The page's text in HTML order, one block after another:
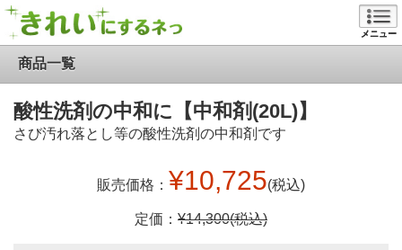
メニュー
商品一覧
酸性洗剤の中和に【中和剤(20L)】
さび汚れ落とし等の酸性洗剤の中和剤です
販売価格： ¥10,725(税込)
定価： ¥14,300(税込)